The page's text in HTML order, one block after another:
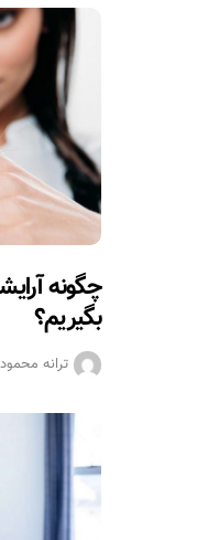
چگونه
بگیریم؟
ترانه